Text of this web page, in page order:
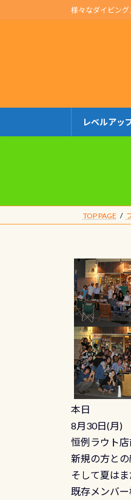
ン
キ
プ
ビ
に
動
様々なダイビン
レベルアッ
TOP PAGE
本日
8月30日(月)
恒例ラウト
新規の方と
そして夏は
既存メンバ